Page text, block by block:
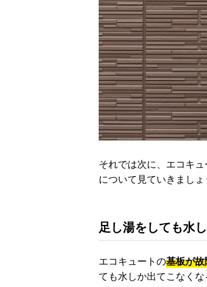
それでは次に、エコキ
について見ていきましょ
足し湯をしても水
エコキュートの基板が故
ても水しか出てこなく